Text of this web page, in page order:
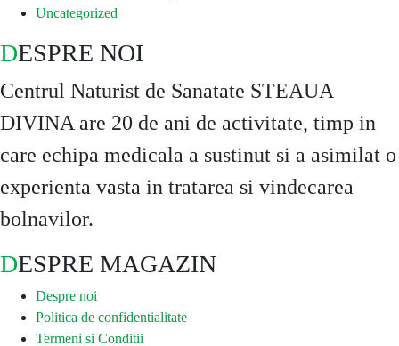
Uncategorized
DESPRE NOI
Centrul Naturist de Sanatate STEAUA
DIVINA are 20 de ani de activitate, timp in
care echipa medicala a sustinut si a asimilat o
experienta vasta in tratarea si vindecarea
bolnavilor.
DESPRE MAGAZIN
Despre noi
Politica de confidentialitate
Termeni si Conditii